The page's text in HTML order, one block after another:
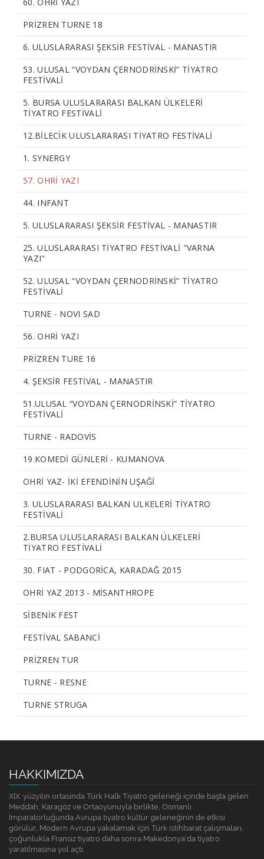
PRİZREN TURNE 18
6. ULUSLARARASI ŞEKSİR FESTİVAL - MANASTIR
53. ULUSAL “VOYDAN ÇERNODRİNSKİ” TİYATRO
FESTİVALİ
5. BURSA ULUSLARARASI BALKAN ÜLKELERİ
TİYATRO FESTİVALİ
12.BILECIK ULUSLARARASI TIYATRO FESTIVALI
1. SYNERGY
57. OHRİ YAZI
44. INFANT
5. ULUSLARARASI ŞEKSİR FESTİVAL - MANASTIR
25. ULUSLARARASI TİYATRO FESTİVALİ "VARNA
YAZI"
52. ULUSAL “VOYDAN ÇERNODRİNSKİ” TİYATRO
FESTİVALİ
TURNE - NOVI SAD
56. OHRİ YAZI
PRİZREN TURE 16
4. ŞEKSİR FESTİVAL - MANASTIR
51.ULUSAL “VOYDAN ÇERNODRINSKI” TIYATRO
FESTIVALI
TURNE - RADOVIS
19.KOMEDİ GÜNLERİ - KUMANOVA
OHRI YAZ- İKİ EFENDİNİN UŞAĞI
3. ULUSLARARASI BALKAN ULKELERI TIYATRO
FESTIVALI
2.BURSA ULUSLARARASI BALKAN ÜLKELERİ
TİYATRO FESTİVALİ
30. FIAT - PODGORICA, KARADAĞ 2015
OHRI YAZ 2013 - MISANTHROPE
SIBENIK FEST
FESTIVAL SABANCI
PRIZREN TUR
TURNE - RESNE
TURNE STRUGA
HAKKIMIZDA
XIX. yüzyılın ortasında Türk Halk Tiyatro geleneği içinde başta gelen
Meddah, Karagöz ve Ortaoyunuyla birlikte, Osmanlı
İmparatorluğunda Avrupa tiyatro kültür geleneğinin de etkisi
görülür.. Modern Avrupa yakalamak için Türk istihbarat çalışmaları,
çoğunlukla Fransız tiyatro daha sonra Makedonya'da tiyatro
yaratılmasına yol açtı.